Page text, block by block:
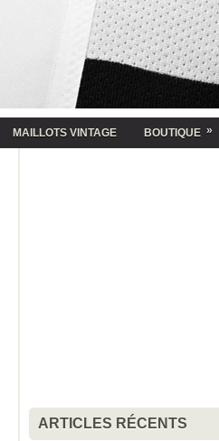
MAILLOTS VINTAGE BOUTIQUE »
ARTICLES RÉCENTS